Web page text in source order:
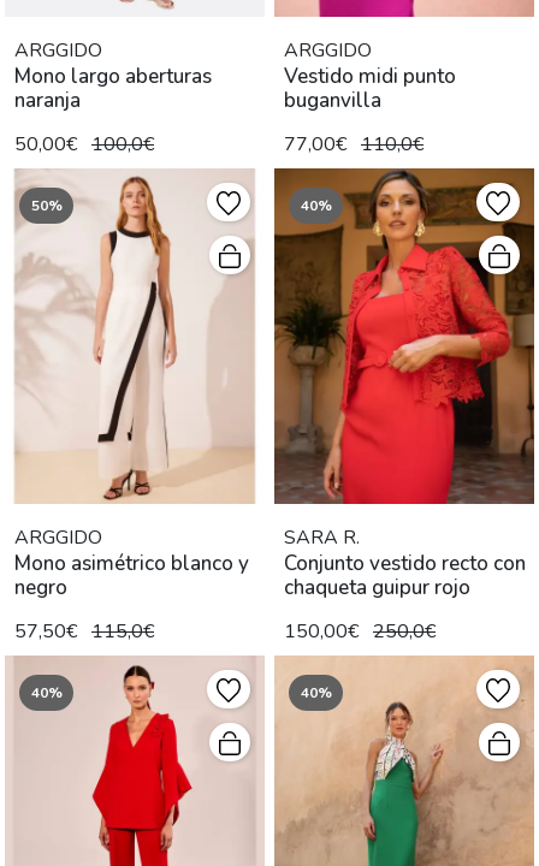
ARGGIDO
Mono largo aberturas
naranja
50,00€ 100,0€
ARGGIDO
Vestido midi punto
buganvilla
77,00€ 110,0€
50%
ARGGIDO
Mono asimétrico blanco y
negro
57,50€ 115,0€
40%
SARA R.
Conjunto vestido recto con
chaqueta guipur rojo
150,00€ 250,0€
40% 40%